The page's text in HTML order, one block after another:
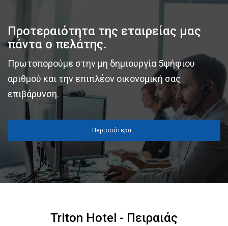
Προτεραιότητα της εταιρείας μας
πάντα ο πελάτης.
Πρωτοπορούμε στην μη δημιουργία 5ψήφιου
αριθμού και την επιπλέον οικονομική σας
επιβάρυνση.
Περισσότερα…
Triton Hotel - Πειραιάς